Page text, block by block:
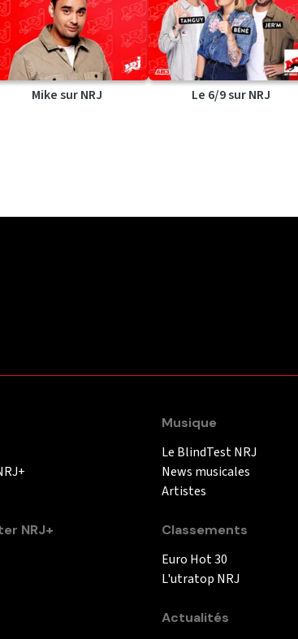
Mike sur NRJ Le 6/9 sur NRJ
NRJ+
Musique
Le BlindTest NRJ
News musicales
Artistes
Classements
Euro Hot 30
L'utratop NRJ
Actualités